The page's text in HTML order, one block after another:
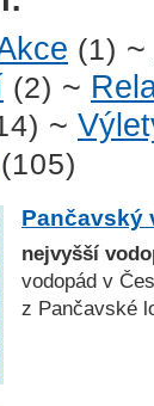
(1) ~
(2) ~
~
(105)
Pančavský
nejvyšší
vodopád v
z Pančavské